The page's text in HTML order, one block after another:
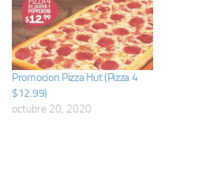
Promocion Pizza Hut (Pizza 4
$12.99)
octubre 20, 2020